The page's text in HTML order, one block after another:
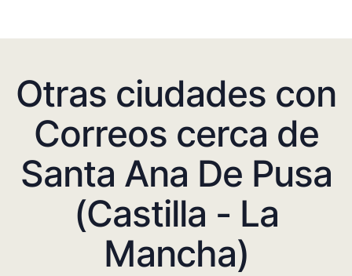
Otras ciudades con
Correos cerca de
Santa Ana De Pusa
(Castilla - La
Mancha)